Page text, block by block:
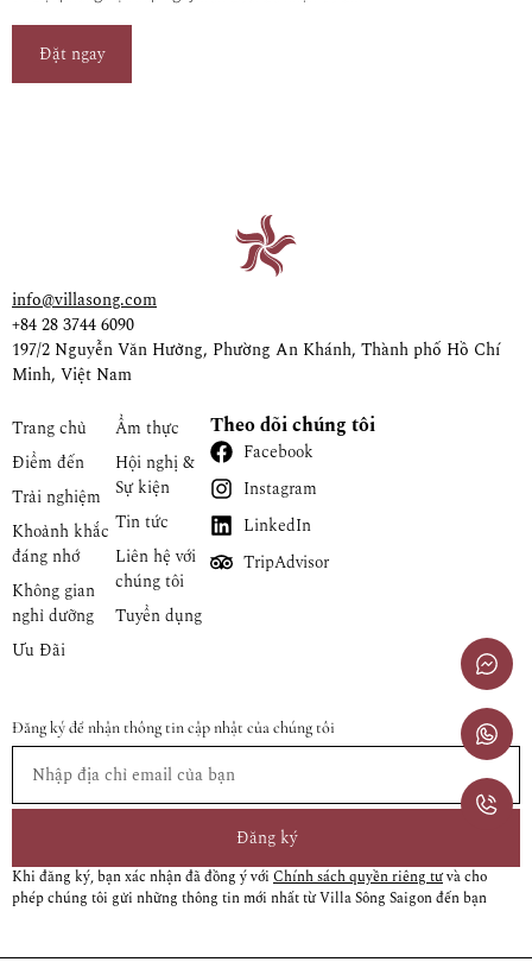
Đặt ngay
info@villasong.com
+84 28 3744 6090
197/2 Nguyễn Văn Hưởng, Phường An Khánh, Thành phố Hồ Chí
Minh, Việt Nam
Trang chủ
Điểm đến
Trải nghiệm
Khoảnh khắc
đáng nhớ
Không gian
nghỉ dưỡng
Ưu Đãi
Ẩm thực
Hội nghị &
Sự kiện
Tin tức
Liên hệ với
chúng tôi
Tuyển dụng
Theo dõi chúng tôi
Facebook
Instagram
LinkedIn
TripAdvisor
Đăng ký để nhận thông tin cập nhật của chúng tôi
Đăng ký
Khi đăng ký, bạn xác nhận đã đồng ý với Chính sách quyền riêng tưvà cho
phép chúng tôi gửi những thông tin mới nhất từ Villa Sông Saigon đến bạn